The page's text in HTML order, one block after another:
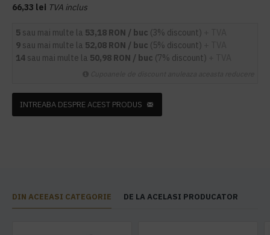
66,33 lei TVA inclus
5 sau mai multe la 53,18 RON / buc (3% discount)
9 sau mai multe la 52,08 RON / buc (5% discount)
14 sau mai multe la 50,98 RON / buc (7% discount)
INTREABA DESPRE ACEST PRODUS
DIN ACEEASI CATEGORIE DE LA ACELASI PRODUCATOR